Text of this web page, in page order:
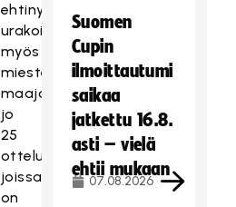
ehtinyt
urakoida
myös
miesten
maajoukkueessa
jo
25
ottelua,
joissa
on
Suomen
Cupin
ilmoittautumi
saikaa
jatkettu 16.8.
asti – vielä
ehtii mukaan
07.08.2026